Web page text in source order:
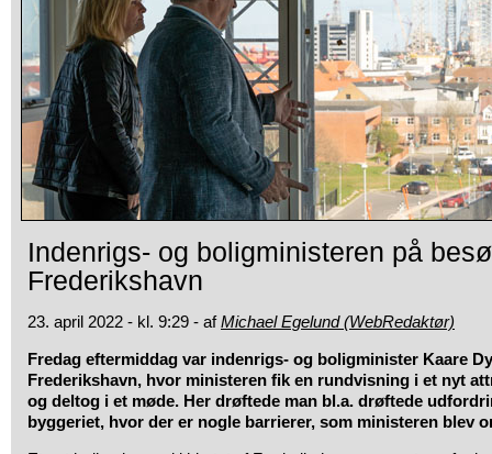
Indenrigs- og boligministeren på
Frederikshavn
23. april 2022 - kl. 9:29 - afMichael Egelund (WebRedaktør)
Fredag eftermiddag var indenrigs- og boligminister Kaare
Frederikshavn, hvor ministeren fik en rundvisning i et nyt
og deltog i et møde. Her drøftede man bl.a. drøftede
byggeriet, hvor der er nogle barrierer, som ministeren blev